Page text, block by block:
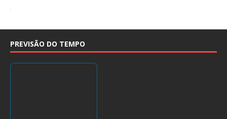
PREVISÃO DO TEMPO